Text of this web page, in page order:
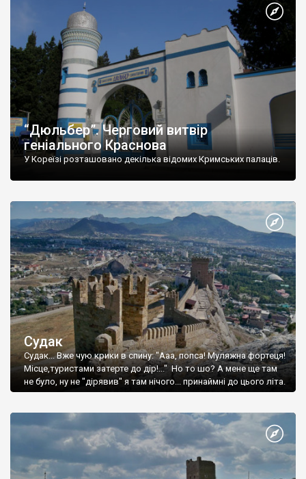
“Дюльбер”. Черговий витвір
геніального Краснова
У Кореїзі розташовано декілька відомих Кримських палаців.
Судак
Судак... Вже чую крики в спину: "Ааа, попса! Муляжна фортеця!
Місце,туристами затерте до дір!..." Но то шо? А мене ще там
не було, ну не "дірявив" я там нічого... принаймні до цього літа.